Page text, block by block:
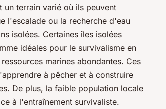
un terrain varié où ils peuvent
l'escalade ou la recherche d'eau
isolées. Certaines îles isolées
idéales pour le survivalisme en
marines abondantes. Ces
à pêcher et à construire
De plus, la faible population locale
à l'entraînement survivaliste.